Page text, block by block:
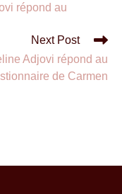
répond au
Next Post
Adjovi répond au
de Carmen